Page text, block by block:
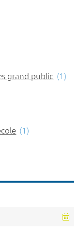
grand public (1)
(1)